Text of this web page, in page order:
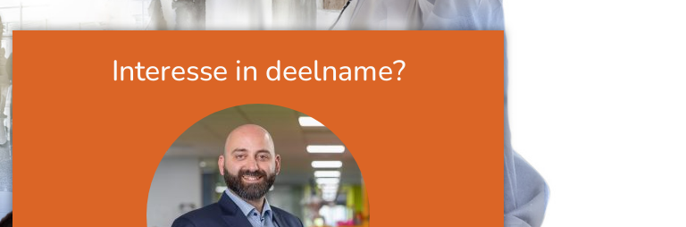
Interesse in deelname?